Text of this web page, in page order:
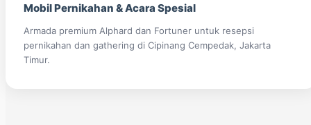
Mobil Pernikahan & Acara Spesial
Armada premium Alphard dan Fortuner untuk resepsi
pernikahan dan gathering di Cipinang Cempedak, Jakarta
Timur.